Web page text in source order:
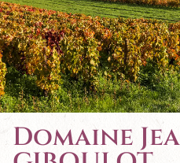
Domaine